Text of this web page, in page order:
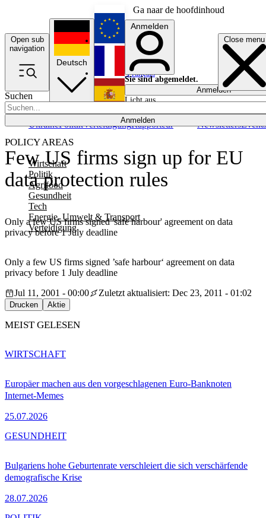
Ga naar de hoofdinhoud
Open sub
navigation
Close menu
Suchen
Anmelden
POLICY AREAS
Wirtschaft
Politik
Agrifood
Gesundheit
Tech
Energie, Umwelt & Transport
Verteidigung
UkrainePolitikVerteidigungRapporteur NewslettersEvents
Deutsch
English
Français
Anmelden
Sie sind abgemeldet.
Anmelden
Licht aus
Few US firms sign up for EU
data protection rules
Only a few US firms signed 'safe harbour' agreement on data
privacy before 1 July deadline
Only a few US firms signed ’safe harbour‘ agreement on data
privacy before 1 July deadline
Jul 11, 2001 - 00:00
Zuletzt aktualisiert: Dec 23, 2011 - 01:02
Drucken Aktie
MEIST GELESEN
Europäer machen aus den vorgeschlagenen Euro-Banknoten
Internet-Memes
25.07.2026
WIRTSCHAFT
Bulgariens hohe Geburtenrate verschleiert die sich verschärfende
demografische Krise
28.07.2026
GESUNDHEIT